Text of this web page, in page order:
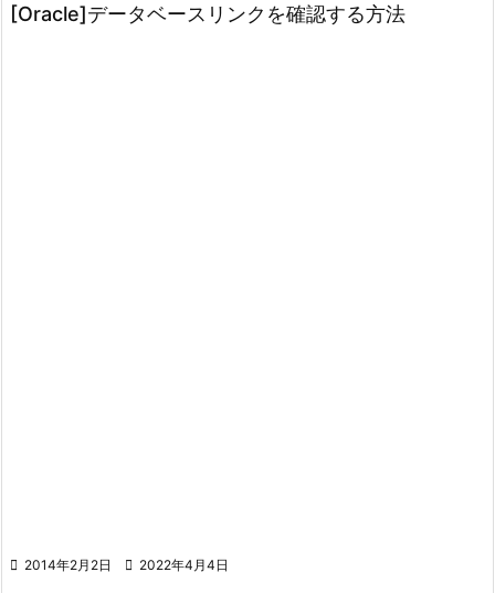
[Oracle]データベースリンクを確認する方法
 2014年2月2日  2022年4月4日